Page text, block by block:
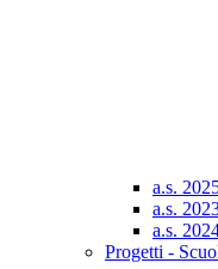
a.s.
a.s.
a.s.
Progetti -